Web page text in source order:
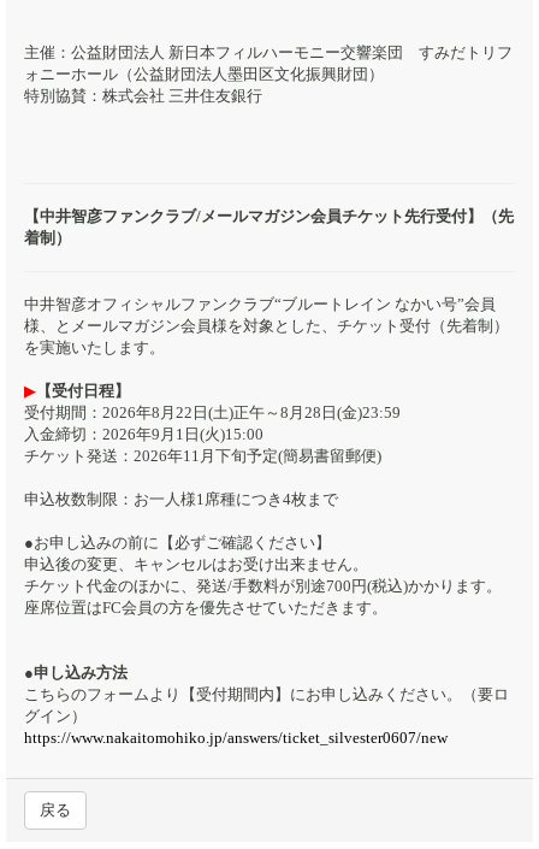
主催：公益財団法人 新日本フィルハーモニー交響楽団 すみだトリフ
ォニーホール（公益財団法人墨田区文化振興財団）
特別協賛：株式会社 三井住友銀行
【中井智彦ファンクラブ/メールマガジン会員チケット先行受付】（先
着制）
中井智彦オフィシャルファンクラブ“ブルートレイン なかい号”会員
様、とメールマガジン会員様を対象とした、チケット受付（先着制）
を実施いたします。
▶︎ 【受付日程】
受付期間：2026年8月22日(土)正午～8月28日(金)23:59
入金締切：2026年9月1日(火)15:00
チケット発送：2026年11月下旬予定(簡易書留郵便)
申込枚数制限：お一人様1席種につき4枚まで
●お申し込みの前に【必ずご確認ください】
申込後の変更、キャンセルはお受け出来ません。
チケット代金のほかに、発送/手数料が別途700円(税込)かかります。
座席位置はFC会員の方を優先させていただきます。
●申し込み方法
こちらのフォームより【受付期間内】にお申し込みください。（要ロ
グイン）
https://www.nakaitomohiko.jp/answers/ticket_silvester0607/new
戻る